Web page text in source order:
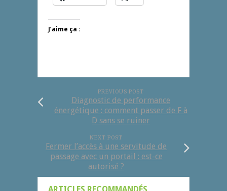
J’aime ça :
PREVIOUS POST
Diagnostic de performance
énergétique : comment passer de F à
D sans se ruiner
NEXT POST
Fermer l’accès à une servitude de
passage avec un portail : est-ce
autorisé ?